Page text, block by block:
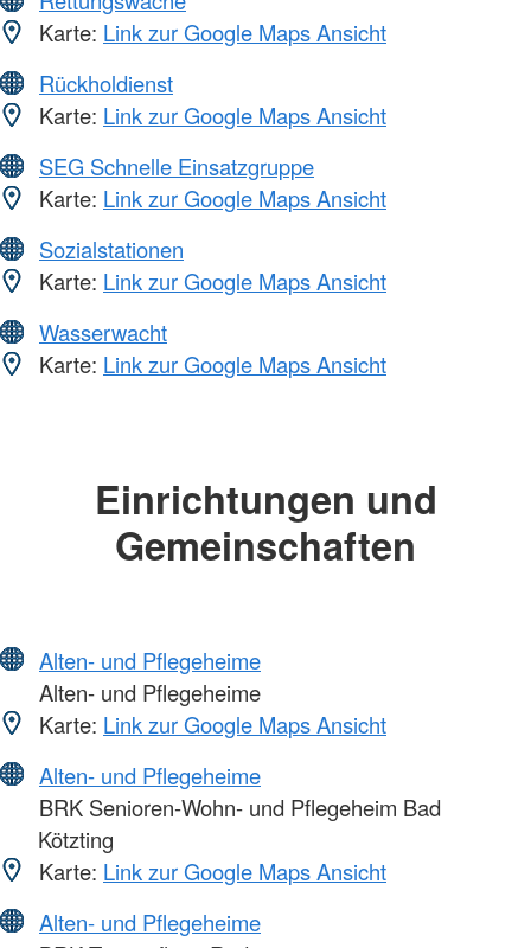
Karte: Link zur Google Maps Ansicht
Rückholdienst
Karte: Link zur Google Maps Ansicht
SEG Schnelle Einsatzgruppe
Karte: Link zur Google Maps Ansicht
Sozialstationen
Karte: Link zur Google Maps Ansicht
Wasserwacht
Karte: Link zur Google Maps Ansicht
Einrichtungen und
Gemeinschaften
Alten- und Pflegeheime
Alten- und Pflegeheime
Karte: Link zur Google Maps Ansicht
Alten- und Pflegeheime
BRK Senioren-Wohn- und Pflegeheim Bad
Kötzting
Karte: Link zur Google Maps Ansicht
Alten- und Pflegeheime